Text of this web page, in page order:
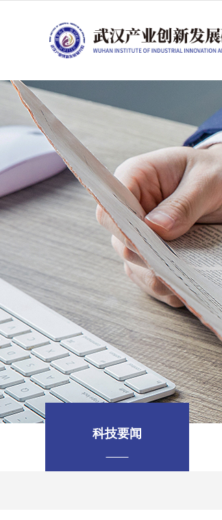
科技要闻